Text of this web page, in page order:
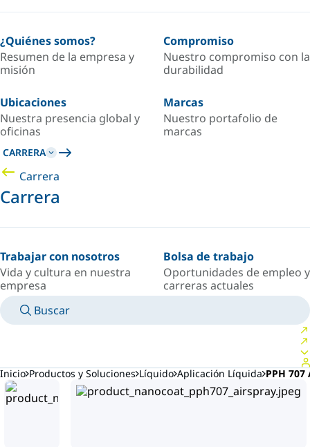
¿Quiénes somos?
Resumen de la empresa y
misión
Compromiso
Nuestro compromiso con la
durabilidad
Ubicaciones
Nuestra presencia global y
oficinas
Marcas
Nuestro portafolio de
marcas
CARRERA
Carrera
Carrera
Trabajar con nosotros
Vida y cultura en nuestra
empresa
Bolsa de trabajo
Oportunidades de empleo y
carreras actuales
Buscar
Inicio Productos y Soluciones Líquido Aplicación Líquida PPH 707